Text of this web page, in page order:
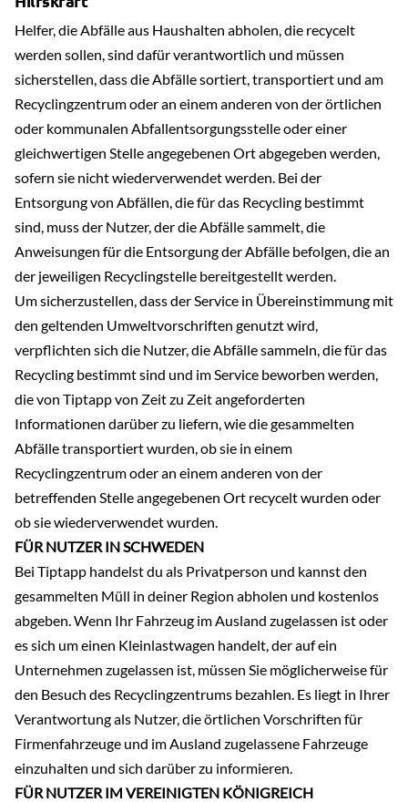
Helfer, die Abfälle aus Haushalten abholen, die recycelt
werden sollen, sind dafür verantwortlich und müssen
sicherstellen, dass die Abfälle sortiert, transportiert und am
Recyclingzentrum oder an einem anderen von der örtlichen
oder kommunalen Abfallentsorgungsstelle oder einer
gleichwertigen Stelle angegebenen Ort abgegeben werden,
sofern sie nicht wiederverwendet werden. Bei der
Entsorgung von Abfällen, die für das Recycling bestimmt
sind, muss der Nutzer, der die Abfälle sammelt, die
Anweisungen für die Entsorgung der Abfälle befolgen, die an
der jeweiligen Recyclingstelle bereitgestellt werden.
Um sicherzustellen, dass der Service in Übereinstimmung mit
den geltenden Umweltvorschriften genutzt wird,
verpflichten sich die Nutzer, die Abfälle sammeln, die für das
Recycling bestimmt sind und im Service beworben werden,
die von Tiptapp von Zeit zu Zeit angeforderten
Informationen darüber zu liefern, wie die gesammelten
Abfälle transportiert wurden, ob sie in einem
Recyclingzentrum oder an einem anderen von der
betreffenden Stelle angegebenen Ort recycelt wurden oder
ob sie wiederverwendet wurden.
FÜR NUTZER IN SCHWEDEN
Bei Tiptapp handelst du als Privatperson und kannst den
gesammelten Müll in deiner Region abholen und kostenlos
abgeben. Wenn Ihr Fahrzeug im Ausland zugelassen ist oder
es sich um einen Kleinlastwagen handelt, der auf ein
Unternehmen zugelassen ist, müssen Sie möglicherweise für
den Besuch des Recyclingzentrums bezahlen. Es liegt in Ihrer
Verantwortung als Nutzer, die örtlichen Vorschriften für
Firmenfahrzeuge und im Ausland zugelassene Fahrzeuge
einzuhalten und sich darüber zu informieren.
FÜR NUTZER IM VEREINIGTEN KÖNIGREICH